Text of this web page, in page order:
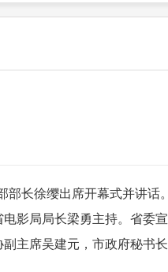
长徐缨出席开幕式并讲话。
影局局长梁勇主持。省委宣
主席吴建元，市政府秘书长